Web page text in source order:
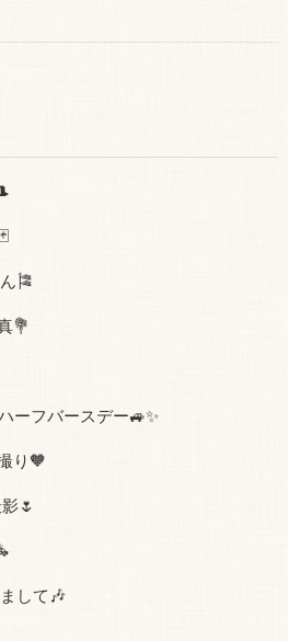
🎏
💐
ーフバースデー🚙✨
り🧡
🌷
して🎶